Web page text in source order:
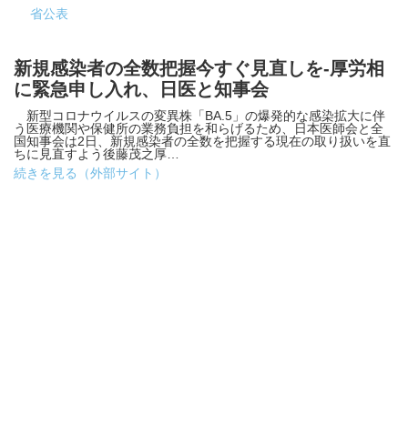
省公表
新規感染者の全数把握今すぐ見直しを-厚労相
に緊急申し入れ、日医と知事会
新型コロナウイルスの変異株「BA.5」の爆発的な感染拡大に伴
う医療機関や保健所の業務負担を和らげるため、日本医師会と全
国知事会は2日、新規感染者の全数を把握する現在の取り扱いを直
ちに見直すよう後藤茂之厚…
続きを見る（外部サイト）